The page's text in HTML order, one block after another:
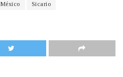
México Sicario